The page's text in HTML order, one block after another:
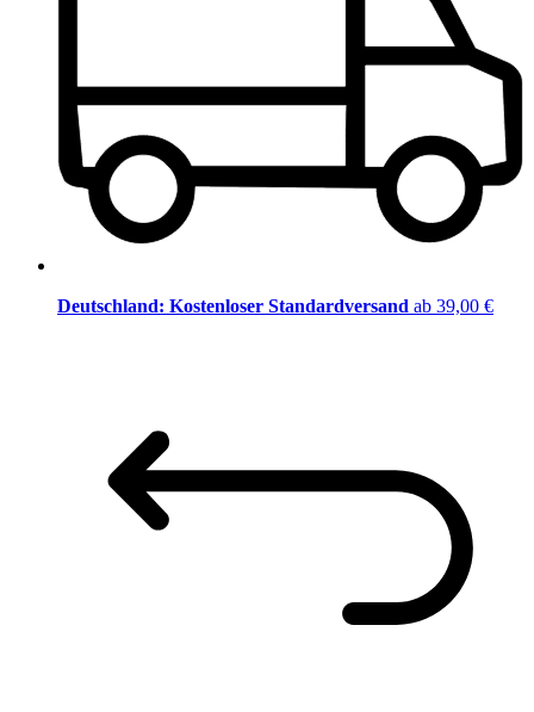
Deutschland: Kostenloser Standardversand ab 39,00 €